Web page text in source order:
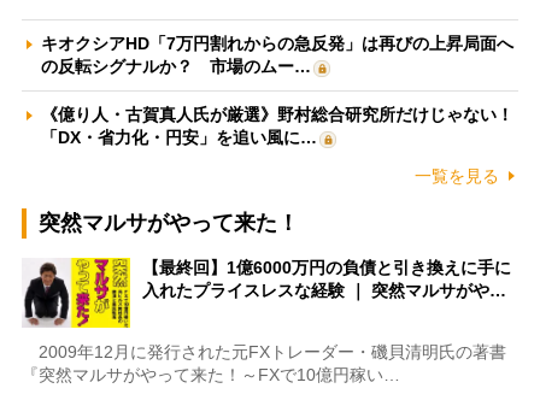
キオクシアHD「7万円割れからの急反発」は再びの上昇局面へ
の反転シグナルか？ 市場のムー…
《億り人・古賀真人氏が厳選》野村総合研究所だけじゃない！
「DX・省力化・円安」を追い風に…
一覧を見る
突然マルサがやって来た！
【最終回】1億6000万円の負債と引き換えに手に
入れたプライスレスな経験 ｜ 突然マルサがや…
2009年12月に発行された元FXトレーダー・磯貝清明氏の著書
『突然マルサがやって来た！～FXで10億円稼い…